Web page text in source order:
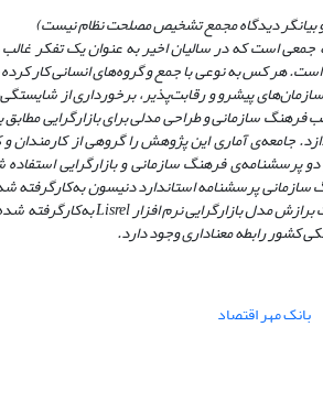
دیدگاه مجمع تشخیص مصلحت نظام نیست)
جمعی است که در سالیان اخیر به عنوان یک تفکر
است. هر کس به نوعی با جمع و گروه‌های انسانی کار
پیشرو و رقابت‌پذیر، برخورداری از
سازمانی و طراحی مدلی برای بازارگرایی مطابق
پرسشنامه‌‌ی فرهنگ سازمانی و بازارگرایی
پرسشنامه استاندارد دنیسون به‌کارگرفته
مدل بازارگرایی نرم افزارLisrelبه‌کارگرفته
کشور رابطه معناداری وجود دارد.
بانک مهر اقتصاد